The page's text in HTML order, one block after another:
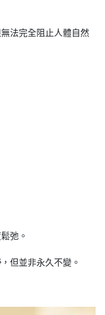
法完全阻止人體自然
弛。
，但並非永久不變。